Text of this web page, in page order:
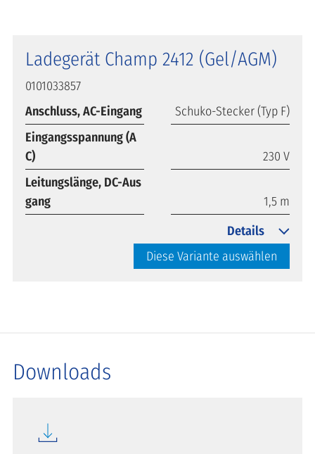
Ladegerät Champ 2412 (Gel/AGM)
0101033857
Anschluss, AC-Eingang
Schuko-Stecker (Typ F)
Eingangsspannung (A
C)
230 V
Leitungslänge, DC-Aus
gang
1,5 m
Diese Variante auswählen
Details
Downloads